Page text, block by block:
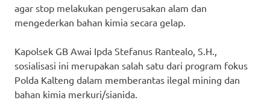
agar stop melakukan pengerusakan alam dan
mengederkan bahan kimia secara gelap.
Kapolsek GB Awai Ipda Stefanus Rantealo, S.H.,
sosialisasi ini merupakan salah satu dari program fokus
Polda Kalteng dalam memberantas ilegal mining dan
bahan kimia merkuri/sianida.